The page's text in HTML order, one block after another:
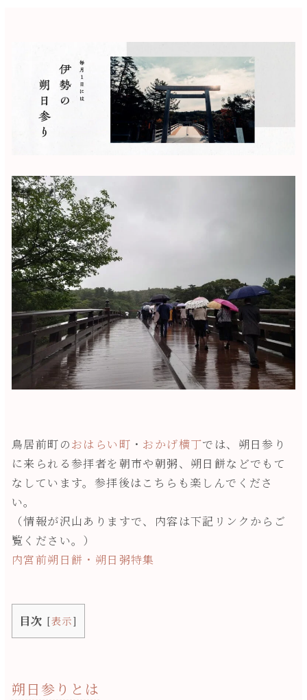
鳥居前町のおはらい町 ・ おかげ横丁では、朔日参り
に来られる参拝者を朝市や朝粥、朔日餅などでもて
なしています。参拝後はこちらも楽しんでくださ
い。
（情報が沢山ありますで、内容は下記リンクからご
覧ください。）
内宮前朔日餅・朔日粥特集
目次 [表示]
朔日参りとは